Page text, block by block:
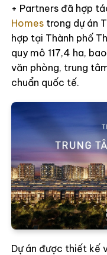
+ Partners đã hợp
Homestrong dự án
hợp tại Thành phố
quy mô 117,4 ha,
văn phòng, trung
chuẩn quốc tế.
Dự án được thiết kế